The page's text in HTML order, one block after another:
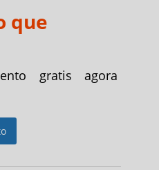
que
gratis agora